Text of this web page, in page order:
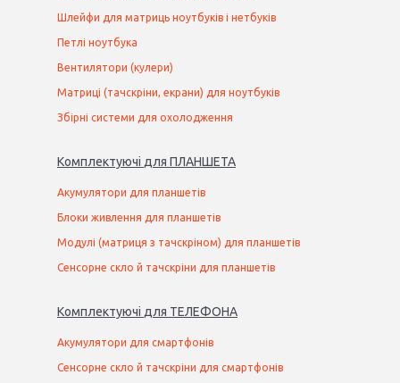
Шлейфи для матриць ноутбуків і нетбуків
Петлі ноутбука
Вентилятори (кулери)
Матриці (тачскріни, екрани) для ноутбуків
Збірні системи для охолодження
Комплектуючі для ПЛАНШЕТА
Акумулятори для планшетів
Блоки живлення для планшетів
Модулі (матриця з тачскріном) для планшетів
Сенсорне скло й тачскріни для планшетів
Комплектуючі для ТЕЛЕФОНА
Акумулятори для смартфонів
Сенсорне скло й тачскріни для смартфонів